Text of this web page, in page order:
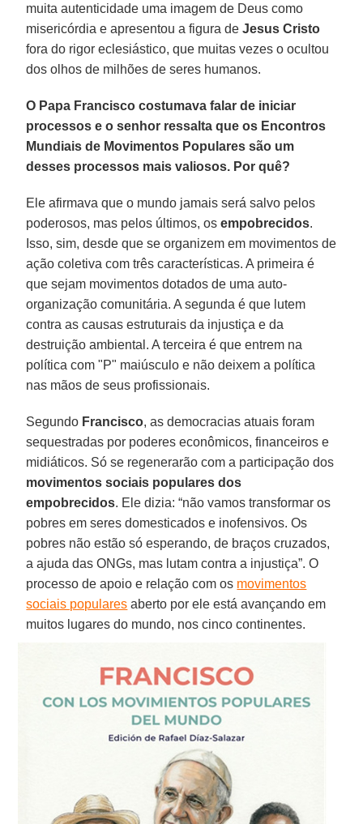
muita autenticidade uma imagem de Deus como
misericórdia e apresentou a figura deJesus Cristo
fora do rigor eclesiástico, que muitas vezes o ocultou
dos olhos de milhões de seres humanos.
O Papa Francisco costumava falar de iniciar
processos e o senhor ressalta que os Encontros
Mundiais de Movimentos Populares são um
desses processos mais valiosos. Por quê?
Ele afirmava que o mundo jamais será salvo pelos
poderosos, mas pelos últimos, osempobrecidos.
Isso, sim, desde que se organizem em movimentos de
ação coletiva com três características. A primeira é
que sejam movimentos dotados de uma auto-
organização comunitária. A segunda é que lutem
contra as causas estruturais da injustiça e da
destruição ambiental. A terceira é que entrem na
política com "P" maiúsculo e não deixem a política
nas mãos de seus profissionais.
Segundo Francisco, as democracias atuais foram
sequestradas por poderes econômicos, financeiros e
midiáticos. Só se regenerarão com a participação dos
movimentos sociais populares dos
empobrecidos. Ele dizia: “não vamos transformar os
pobres em seres domesticados e inofensivos. Os
pobres não estão só esperando, de braços cruzados,
a ajuda das ONGs, mas lutam contra a injustiça”. O
processo de apoio e relação com os movimentos
sociais populares aberto por ele está avançando em
muitos lugares do mundo, nos cinco continentes.